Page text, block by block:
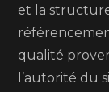
et la
qualité
l’autorité du